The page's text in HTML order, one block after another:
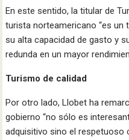
En este sentido, la titular de
turista norteamericano “es un
su alta capacidad de gasto y
redunda en un mayor
Turismo de calidad
Por otro lado, Llobet ha
gobierno “no sólo es
adquisitivo sino el respetuoso